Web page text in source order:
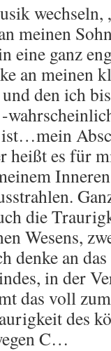
meinen
eine ganz
an meinen
den ich
heißt es für
die
Wesens,
denke an
in der
das voll
des
C…